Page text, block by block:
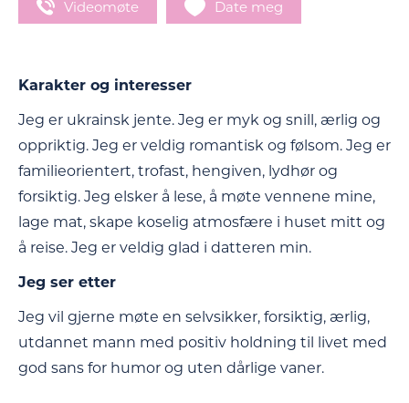
Videomøte Date meg
Karakter og interesser
Jeg er ukrainsk jente. Jeg er myk og snill, ærlig og
oppriktig. Jeg er veldig romantisk og følsom. Jeg er
familieorientert, trofast, hengiven, lydhør og
forsiktig. Jeg elsker å lese, å møte vennene mine,
lage mat, skape koselig atmosfære i huset mitt og
å reise. Jeg er veldig glad i datteren min.
Jeg ser etter
Jeg vil gjerne møte en selvsikker, forsiktig, ærlig,
utdannet mann med positiv holdning til livet med
god sans for humor og uten dårlige vaner.